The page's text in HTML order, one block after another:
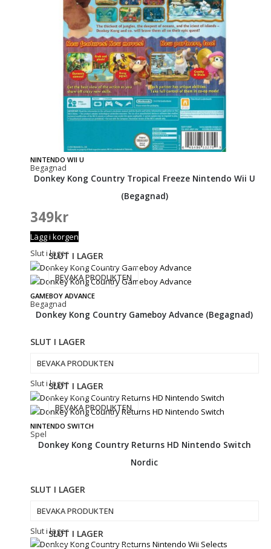
NINTENDO WII U
Begagnad
Donkey Kong Country Tropical Freeze Nintendo Wii U
(Begagnad)
349kr
Lägg i korgen
Slut i lager
GAMEBOY ADVANCE
Begagnad
SLUT I LAGER
BEVAKA PRODUKTEN
Donkey Kong Country Gameboy Advance (Begagnad)
SLUT I LAGER
BEVAKA PRODUKTEN
Slut i lager
NINTENDO SWITCH
Spel
SLUT I LAGER
BEVAKA PRODUKTEN
Donkey Kong Country Returns HD Nintendo Switch
Nordic
SLUT I LAGER
BEVAKA PRODUKTEN
Slut i lagerSLUT I LAGER